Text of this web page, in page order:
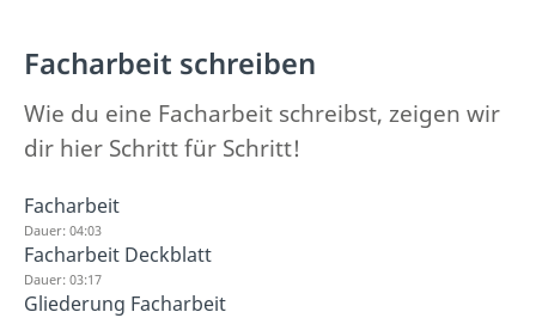
Facharbeit schreiben
Wie du eine Facharbeit schreibst, zeigen wir
dir hier Schritt für Schritt!
Facharbeit
Dauer: 04:03
Facharbeit Deckblatt
Dauer: 03:17
Gliederung Facharbeit